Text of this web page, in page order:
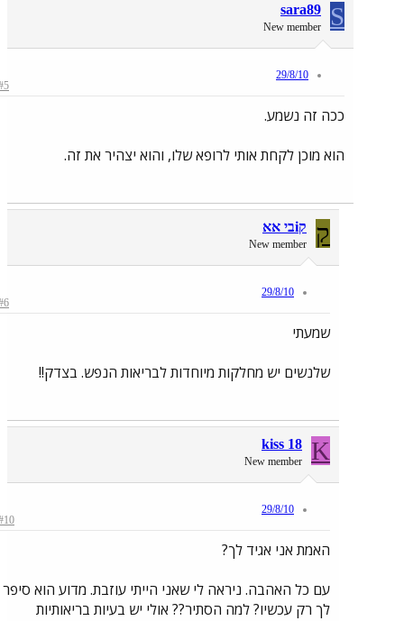
S
sara89
New member
29/8/10
ככה זה נשמע.
הוא מוכן לקחת אותי לרופא שלו, והוא יצהיר את זה.
ק קiבי אא
New member
29/8/10
שמעתי
שלנשים יש מחלקות מיוחדות לבריאות הנפש. בצדק!!
K
kiss 18
New member
29/8/10
#10
האמת אני אגיד לך?
עם כל האהבה. ניראה לי שאני הייתי עוזבת. מדוע הוא סיפר
לך רק עכשיו? למה הסתיר?? אולי יש בעיות בריאותיות